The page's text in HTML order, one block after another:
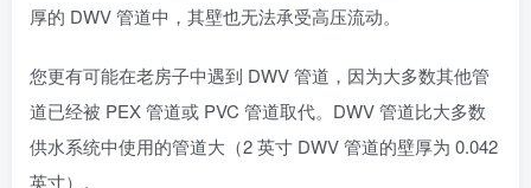
厚的 DWV 管道中，其壁也无法承受高压流动。
您更有可能在老房子中遇到 DWV 管道，因为大多数其他管
道已经被 PEX 管道或 PVC 管道取代。DWV 管道比大多数
供水系统中使用的管道大（2 英寸 DWV 管道的壁厚为 0.042
英寸）。